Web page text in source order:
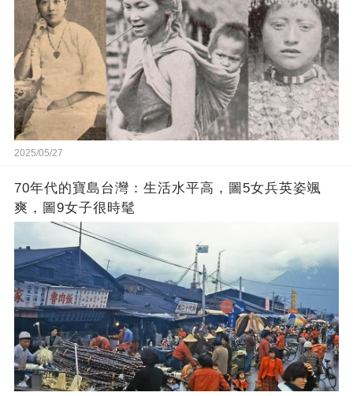
2025/05/27
70年代的寶島台灣：生活水平高，圖5女兵英姿颯
爽，圖9女子很時髦